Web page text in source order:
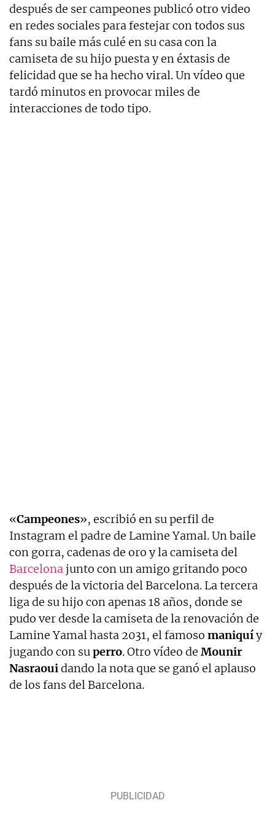
después de ser campeones publicó otro video
en redes sociales para festejar con todos sus
fans su baile más culé en su casa con la
camiseta de su hijo puesta y en éxtasis de
felicidad que se ha hecho viral. Un vídeo que
tardó minutos en provocar miles de
interacciones de todo tipo.
«Campeones», escribió en su perfil de
Instagram el padre de Lamine Yamal. Un baile
con gorra, cadenas de oro y la camiseta del
Barcelonajunto con un amigo gritando poco
después de la victoria del Barcelona. La tercera
liga de su hijo con apenas 18 años, donde se
pudo ver desde la camiseta de la renovación de
Lamine Yamal hasta 2031, el famoso maniquíy
jugando con superro. Otro vídeo de Mounir
Nasraouidando la nota que se ganó el aplauso
de los fans del Barcelona.